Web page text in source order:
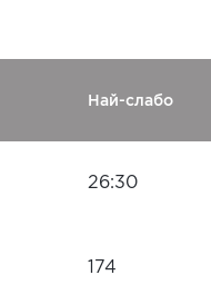
Най-слабо
26:30
174